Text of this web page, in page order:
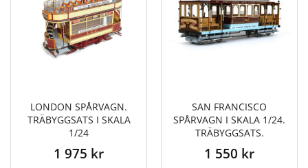
LONDON SPÅRVAGN.
TRÄBYGGSATS I SKALA
1/24
1 975 kr
SAN FRANCISCO
SPÅRVAGN I SKALA 1/24.
TRÄBYGGSATS.
1 550 kr